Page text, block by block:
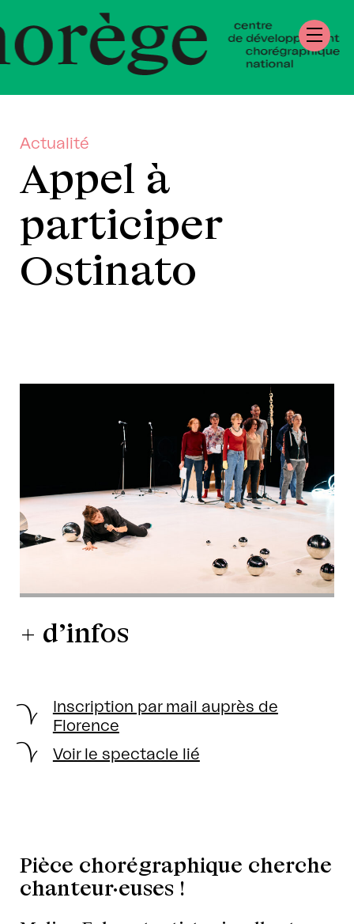
de
Actualité
Appel à
participer
Ostinato
+ d’infos
Inscription par mail auprès de
Florence
Voir le spectacle lié
Pièce chorégraphique cherche
chanteur·euses !